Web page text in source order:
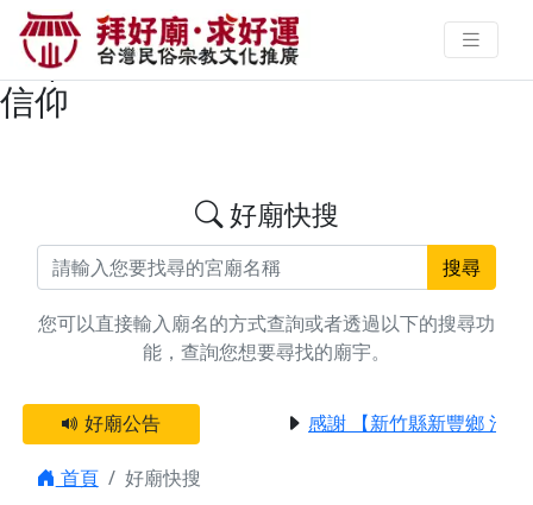
搜尋台中市大安區文昌帝君廟宇資
料 | 拜好廟求好運 找到與您有緣的
信仰
好廟快搜
搜尋
您可以直接輸入廟名的方式查詢或者透過以下的搜尋功
能，查詢您想要尋找的廟宇。
好廟公告 感謝 【新竹縣新豐鄉 池
首頁
好廟快搜